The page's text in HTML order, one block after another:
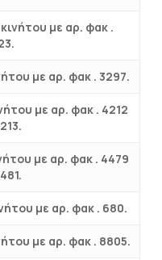
με αρ. φακ .
με αρ. φακ . 3297.
με αρ. φακ . 4212
με αρ. φακ . 4479
με αρ. φακ . 680.
με αρ. φακ . 8805.